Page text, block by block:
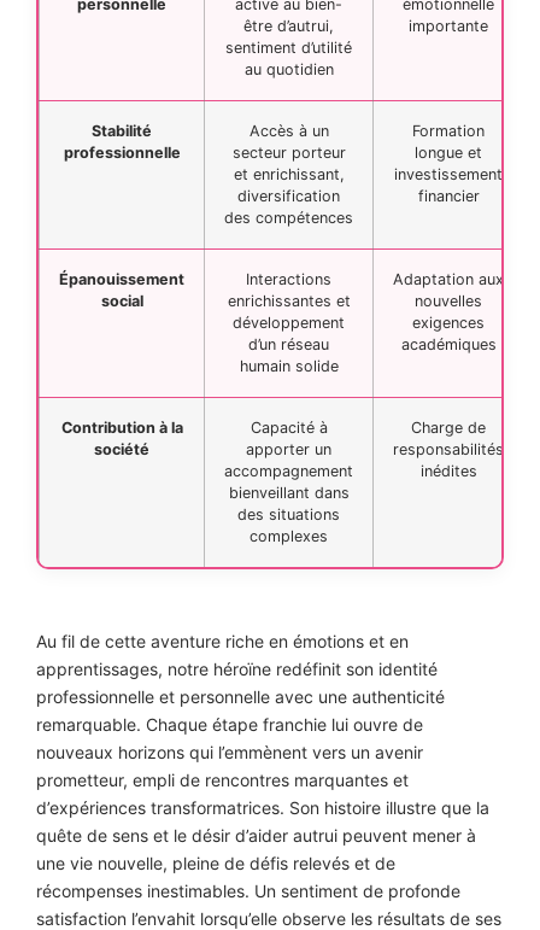
personnelle
active au bien-
être d’autrui,
sentiment d’utilité
au quotidien
émotionnelle
importante
Stabilité
professionnelle
Accès à un
secteur porteur
et enrichissant,
diversification
des compétences
Formation
longue et
investissement
financier
Épanouissement
social
Interactions
enrichissantes et
développement
d’un réseau
humain solide
Adaptation aux
nouvelles
exigences
académiques
Contribution à la
société
Capacité à
apporter un
accompagnement
bienveillant dans
des situations
complexes
Charge de
responsabilités
inédites
Au fil de cette aventure riche en émotions et en
apprentissages, notre héroïne redéfinit son identité
professionnelle et personnelle avec une authenticité
remarquable. Chaque étape franchie lui ouvre de
nouveaux horizons qui l’emmènent vers un avenir
prometteur, empli de rencontres marquantes et
d’expériences transformatrices. Son histoire illustre que la
quête de sens et le désir d’aider autrui peuvent mener à
une vie nouvelle, pleine de défis relevés et de
récompenses inestimables. Un sentiment de profonde
satisfaction l’envahit lorsqu’elle observe les résultats de ses